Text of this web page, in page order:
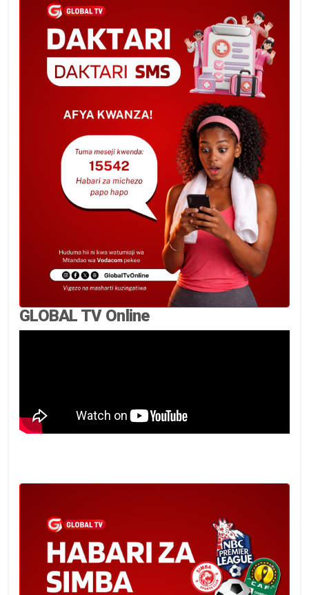
GLOBAL TV Online